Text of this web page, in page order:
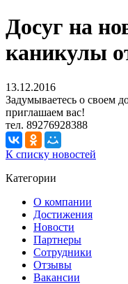
Досуг на
каникулы
13.12.2016
Задумываетесь о своем
приглашаем вас!
тел. 89276928388
К списку новостей
Категории
О компании
Достижения
Новости
Партнеры
Сотрудники
Отзывы
Вакансии